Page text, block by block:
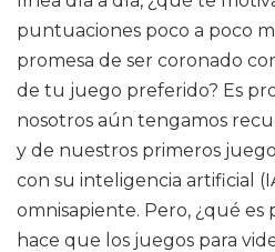
puntuaciones poco a poco
promesa de ser coronado
de tu juego preferido? Es
nosotros aún tengamos
y de nuestros primeros
con su inteligencia artificial
omnisapiente. Pero, ¿qué
hace que los juegos para